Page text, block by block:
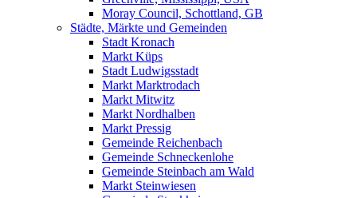
Moray Council, Schottland, GB
Städte, Märkte und Gemeinden
Stadt Kronach
Markt Küps
Stadt Ludwigsstadt
Markt Marktrodach
Markt Mitwitz
Markt Nordhalben
Markt Pressig
Gemeinde Reichenbach
Gemeinde Schneckenlohe
Gemeinde Steinbach am Wald
Markt Steinwiesen